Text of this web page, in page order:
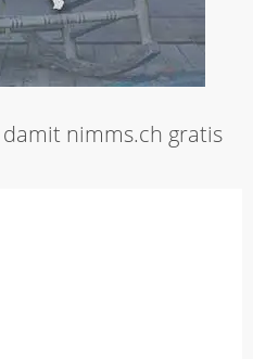
nimms.ch gratis